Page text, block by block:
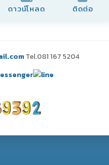
ดาวน์โหลด ติดต่อ
Tel.081 167 5204